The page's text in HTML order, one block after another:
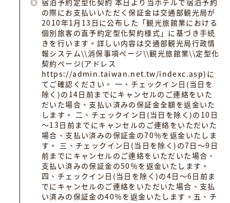
宿泊予約定型化契約 本日より当ホテルで宿泊予約
の際にお支払いいただく保証金は交通部観光局が
2010年1月13日に公布した「観光旅館業における
個別旅客の直予約定型化契約様式」に基づき手続
きを行います。詳しい内容は交通部観光局行政情
報システム\\消保事項ページ\\観光旅館業\\定型化
契約ページ(アドレス
https://admin.taiwan.net.tw/indexc.asp)に
てご確認ください。 一、チェックイン日(当日を
除く)の14日前までにキャンセルのご連絡をいた
だいた場合、支払い済みの保証金全額を返金いた
します。 二、チェックイン日(当日を除く)の10日
～13日前までにキャンセルのご連絡をいただいた
場合、支払い済みの保証金の70％を返金いたしま
す。 三、チェックイン日(当日を除く)の7日～9日
前までにキャンセルのご連絡をいただいた場合、
支払い済みの保証金の50％を返金いたします。
四、チェックイン日(当日を除く)の4日～6日前ま
でにキャンセルのご連絡をいただいた場合、支払
い済みの保証金の40％を返金いたします。五、チ